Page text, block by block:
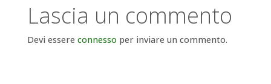
Lascia un commento
Devi essere connesso per inviare un commento.